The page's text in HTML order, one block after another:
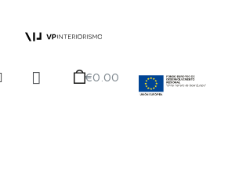
€0.00